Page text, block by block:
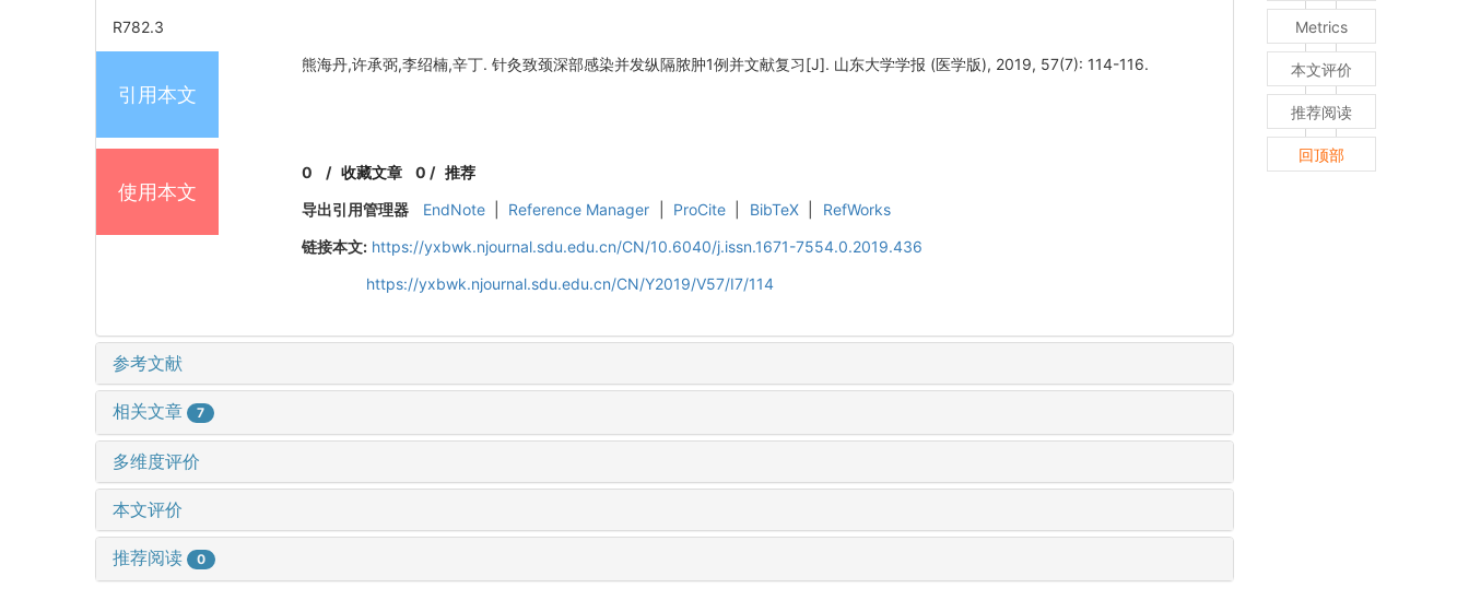
R782.3
引用本文
熊海丹,许承弼,李绍楠,辛丁. 针灸致颈深部感染并发纵隔脓肿1例并文献复习[J]. 山东大学学报 (医学版), 2019, 57(7): 114-116.
使用本文
0 /收藏文章 0 / 推荐
导出引用管理器
EndNote Reference Manager ProCite BibTeX
RefWorks
链接本文: https://yxbwk.njournal.sdu.edu.cn/CN/10.6040/j.issn.1671-7554.0.2019.436
https://yxbwk.njournal.sdu.edu.cn/CN/Y2019/V57/I7/114
参考文献
相关文章 7
多维度评价
本文评价
推荐阅读 0
Metrics
本文评价
推荐阅读
回顶部